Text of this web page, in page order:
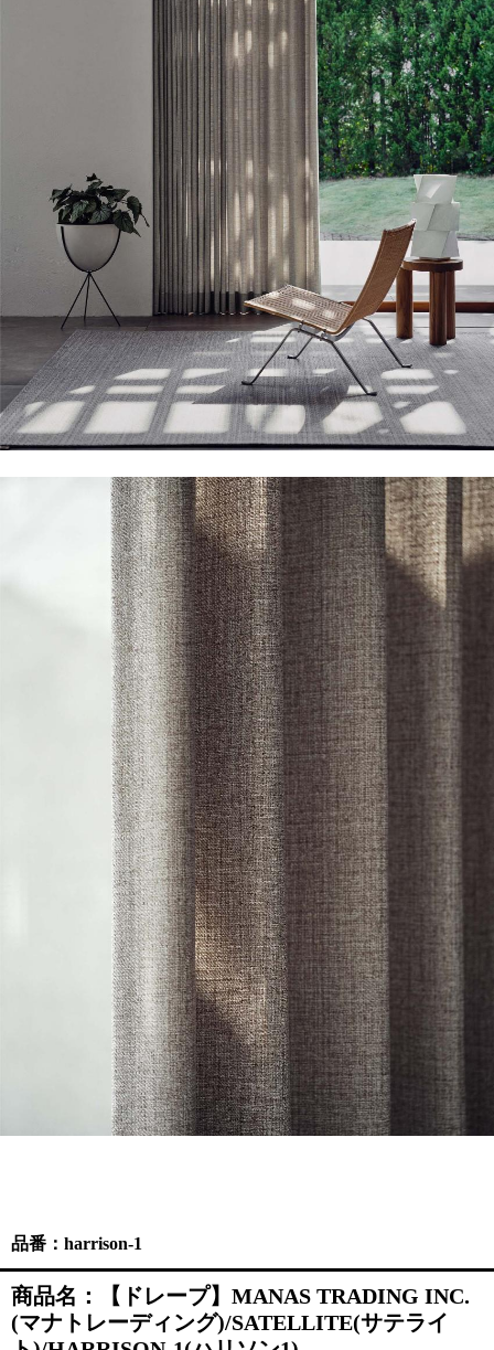
品番：harrison-1
商品名：【ドレープ】MANAS TRADING INC.
(マナトレーディング)/SATELLITE(サテライ